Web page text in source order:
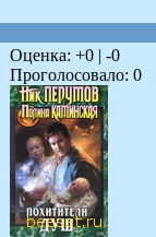
Оценка: +0 | -0
Проголосовало: 0